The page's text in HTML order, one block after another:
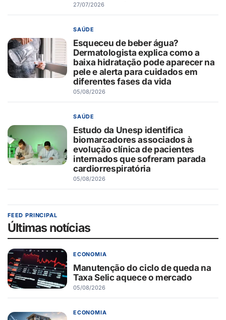
27/07/2026
SAÚDE
Esqueceu de beber água?
Dermatologista explica como a
baixa hidratação pode aparecer na
pele e alerta para cuidados em
diferentes fases da vida
05/08/2026
SAÚDE
Estudo da Unesp identifica
biomarcadores associados à
evolução clínica de pacientes
internados que sofreram parada
cardiorrespiratória
05/08/2026
FEED PRINCIPAL
Últimas notícias
ECONOMIA
Manutenção do ciclo de queda na
Taxa Selic aquece o mercado
05/08/2026
ECONOMIA